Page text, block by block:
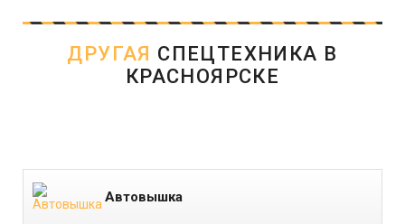
ДРУГАЯ СПЕЦТЕХНИКА В
КРАСНОЯРСКЕ
Автовышка